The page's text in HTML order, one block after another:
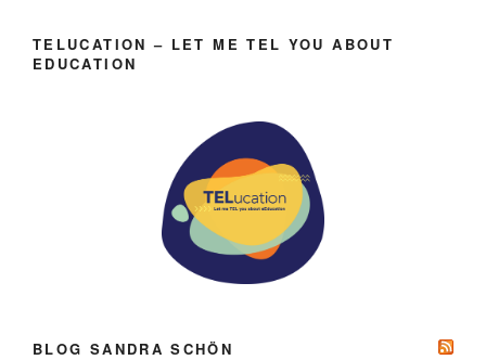
TELUCATION – LET ME TEL YOU ABOUT
EDUCATION
BLOG SANDRA SCHÖN